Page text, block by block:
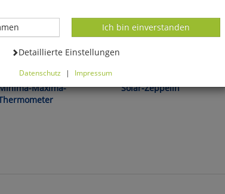
war es heute Nacht?
Maxima-
Solar-Zeppelin
Datenverarbeitung -
Ich bin einverstanden
-
Datenverarbeitung -
Detaillierte Einstellungen
Datenschutz | Impressum
Ihr Besuch nur mit zwingend notwendigen Cookies